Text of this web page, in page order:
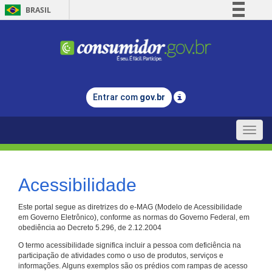
BRASIL
Comunica BR
Legislação
Entrar com gov.br
Toggle
Acessibilidade
Este portal segue as diretrizes do e-MAG (Modelo de Acessibilidade
em Governo Eletrônico), conforme as normas do Governo Federal, em
obediência ao Decreto 5.296, de 2.12.2004
O termo acessibilidade significa incluir a pessoa com deficiência na
participação de atividades como o uso de produtos, serviços e
informações. Alguns exemplos são os prédios com rampas de acesso